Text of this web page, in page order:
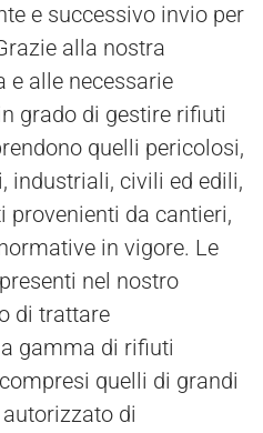
e successivo invio per
alla nostra
e alle necessarie
grado di gestire rifiuti
quelli pericolosi,
industriali, civili ed edili,
provenienti da cantieri,
in vigore. Le
nel nostro
di trattare
gamma di rifiuti
quelli di grandi
di